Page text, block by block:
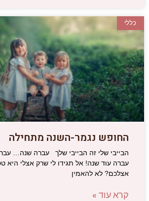
כללי
החופש נגמר-השנה מתחילה
הבייבי שלי זה הבייבי שלך עברה שנה…
עברה עוד שנה! אל תגידו לי שרק אצלי היא
אצלכם? לא להאמין
קרא עוד »